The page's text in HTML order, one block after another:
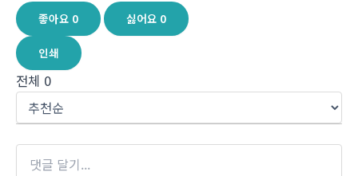
좋아요 0 싫어요 0
인쇄
전체 0